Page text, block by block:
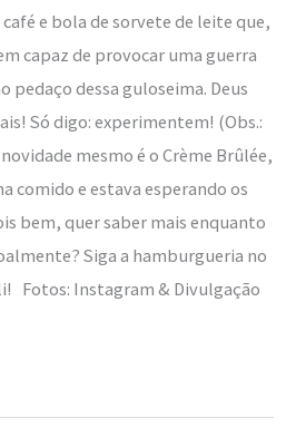
e bola de sorvete de leite que,
capaz de provocar uma guerra
dessa guloseima. Deus
Só digo: experimentem! (Obs.:
mesmo é o Crème Brûlée,
comido e estava esperando os
bem, quer saber mais enquanto
Siga a hamburgueria no
Fotos: Instagram & Divulgação